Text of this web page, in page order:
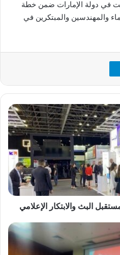
في دولة الإمارات ضمن خطة
والمهندسين والمبتكرين في